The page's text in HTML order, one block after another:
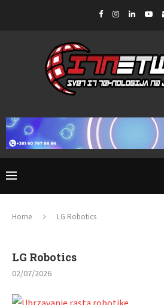
Home LG Robotics
LG Robotics
02/07/2026